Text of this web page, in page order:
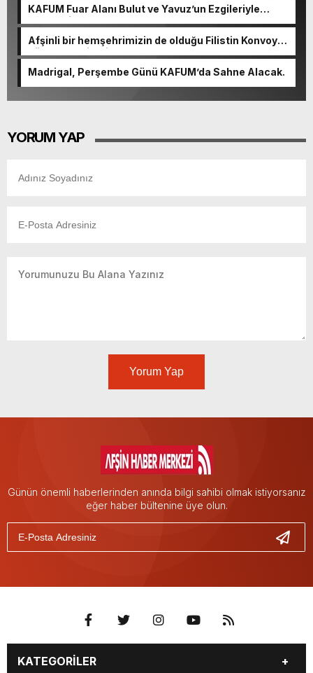
KAFUM Fuar Alanı Bulut ve Yavuz’un Ezgileriyle
Şenlendi.
Afşinli bir hemşehrimizin de olduğu Filistin Konvoyu,
güçlenerek ilerliyor.
Madrigal, Perşembe Günü KAFUM’da Sahne Alacak.
YORUM YAP
Yorum Yap
Günün önemli haberlerinden anında bilgi sahibi olmak istiyorsanız
eğer haber bültenine üye olun.
KATEGORİLER